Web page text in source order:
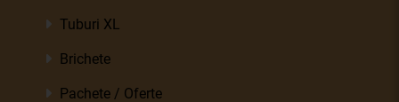
Tuburi XL
Brichete
Pachete / Oferte